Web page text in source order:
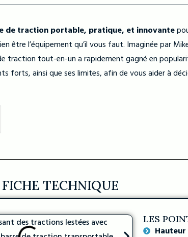
de traction portable, pratique, et innovante
être l’équipement qu’il vous faut. Imaginée par
traction tout-en-un a rapidement gagné en
forts, ainsi que ses limites, afin de vous aider à
TECHNIQUE
LES